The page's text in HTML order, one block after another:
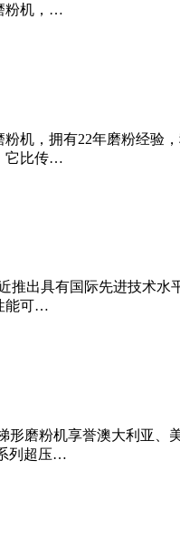
粉机，…
机，拥有22年磨粉经验
它比传…
推出具有国际先进技术
能可…
形磨粉机享誉澳大利亚
列超压…